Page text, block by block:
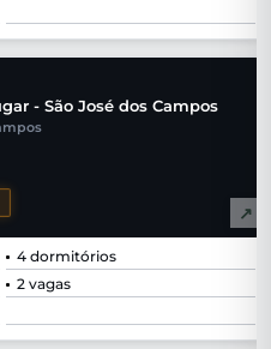
- São José dos Campos
↗
4 dormitórios
2 vagas